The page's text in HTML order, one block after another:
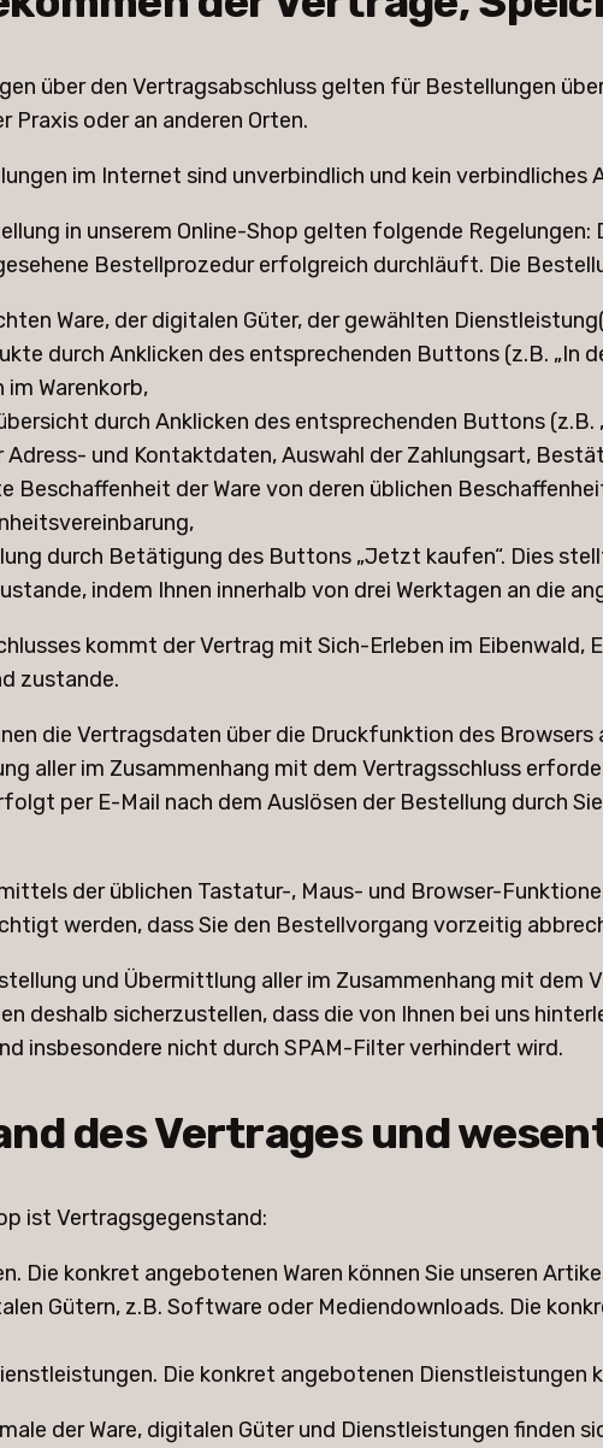
über den Vertragsabschluss gelten für Bestellungen
Praxis oder an anderen Orten.
im Internet sind unverbindlich und kein verbindliches
in unserem Online-Shop gelten folgende
Bestellprozedur erfolgreich durchläuft. Die
Ware, der digitalen Güter, der gewählten
durch Anklicken des entsprechenden Buttons (z.B. „In
Warenkorb,
durch Anklicken des entsprechenden Buttons (z.B.
und Kontaktdaten, Auswahl der Zahlungsart,
Beschaffenheit der Ware von deren üblichen
durch Betätigung des Buttons „Jetzt kaufen“. Dies
indem Ihnen innerhalb von drei Werktagen an die
kommt der Vertrag mit Sich-Erleben im
zustande.
die Vertragsdaten über die Druckfunktion des
aller im Zusammenhang mit dem Vertragsschluss
per E-Mail nach dem Auslösen der Bestellung durch
der üblichen Tastatur-, Maus- und Browser-
werden, dass Sie den Bestellvorgang vorzeitig
und Übermittlung aller im Zusammenhang mit
deshalb sicherzustellen, dass die von Ihnen bei uns
insbesondere nicht durch SPAM-Filter verhindert wird.
des Vertrages und
ist Vertragsgegenstand:
Die konkret angebotenen Waren können Sie unseren
Gütern, z.B. Software oder Mediendownloads. Die
Die konkret angebotenen Dienstleistungen
der Ware, digitalen Güter und Dienstleistungen finden